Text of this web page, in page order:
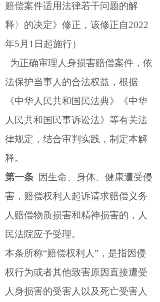
赔偿案件适用法律若干问题的解
释〉的决定》修正，该修正自2022
年5月1日起施行）
为正确审理人身损害赔偿案件，依
法保护当事人的合法权益，根据
《中华人民共和国民法典》《中华
人民共和国民事诉讼法》等有关法
律规定，结合审判实践，制定本解
释。
第一条
因生命、身体、健康遭受侵
害，赔偿权利人起诉请求赔偿义务
人赔偿物质损害和精神损害的，人
民法院应予受理。
本条所称“赔偿权利人”，是指因侵
权行为或者其他致害原因直接遭受
人身损害的受害人以及死亡受害人